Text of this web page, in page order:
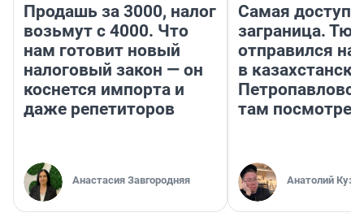
Продашь за 3000, налог
возьмут с 4000. Что
нам готовит новый
налоговый закон — он
коснется импорта и
даже репетиторов
Анастасия Завгородняя
Самая
заграница.
отправился
в
там
Анатолий